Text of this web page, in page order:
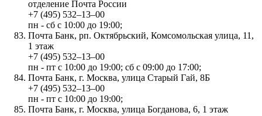
отделение Почта России
+7 (495) 532‒13‒00
пн - сб с 10:00 до 19:00;
Почта Банк, рп. Октябрьский, Комсомольская улица, 11,
1 этаж
+7 (495) 532‒13‒00
пн - пт с 10:00 до 19:00; сб с 09:00 до 17:00;
Почта Банк, г. Москва, улица Старый Гай, 8Б
+7 (495) 532‒13‒00
пн - пт с 10:00 до 19:00;
Почта Банк, г. Москва, улица Богданова, 6, 1 этаж